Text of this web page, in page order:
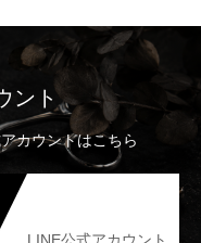
ント
カウントはこちら